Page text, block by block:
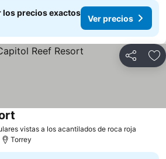
los precios exactos
Ver precios
Compartir
vistas a los acantilados de roca roja
Torrey